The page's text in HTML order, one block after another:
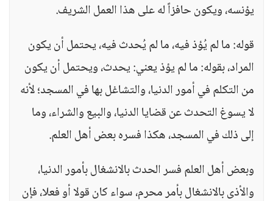
يؤنسه، ويكون حافزاً له على هذا العمل الشريف.
قوله: ما لم يُؤذ فيه، ما لم يُحدث فيه، يحتمل أن يكون
المراد، بقوله: ما لم يؤذ يعني: يحدث، ويحتمل أن يكون
من التكلم في أمور الدنيا، والتشاغل بها في المسجد؛ لأنه
لا يسوغ التحدث عن قضايا الدنيا، والبيع والشراء، وما
إلى ذلك في المسجد، هكذا فسره بعض أهل العلم.
وبعض أهل العلم فسر الحدث بالانشغال بأمور الدنيا،
والأذى بالانشغال بأمر محرم، سواء كان قولا أو فعلا، فإن